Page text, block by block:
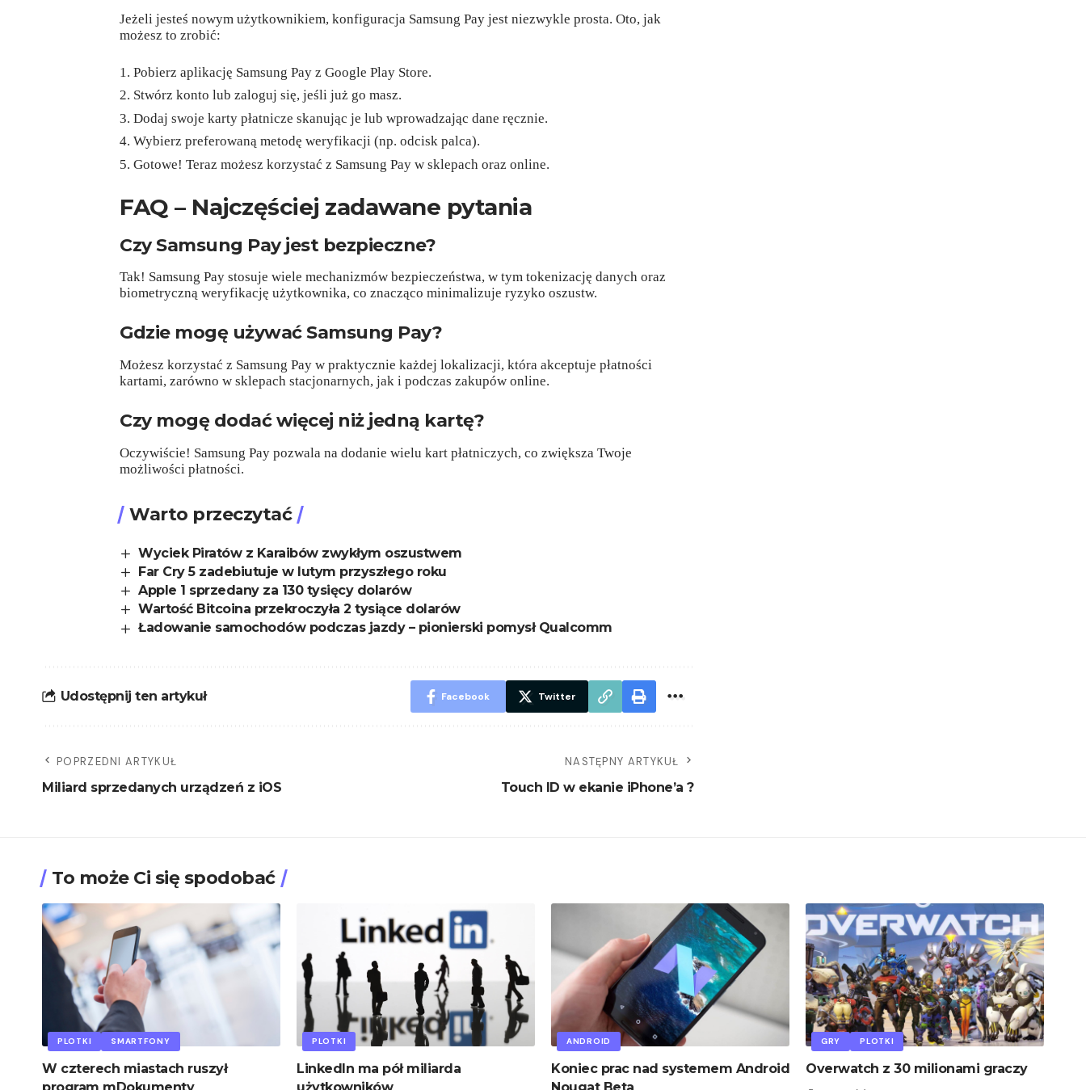
Jeżeli jesteś nowym użytkownikiem, konfiguracja Samsung Pay jest niezwykle prosta. Oto, jak
możesz to zrobić:
Pobierz aplikację Samsung Pay z Google Play Store.
Stwórz konto lub zaloguj się, jeśli już go masz.
Dodaj swoje karty płatnicze skanując je lub wprowadzając dane ręcznie.
Wybierz preferowaną metodę weryfikacji (np. odcisk palca).
Gotowe! Teraz możesz korzystać z Samsung Pay w sklepach oraz online.
FAQ – Najczęściej zadawane pytania
Czy Samsung Pay jest bezpieczne?
Tak! Samsung Pay stosuje wiele mechanizmów bezpieczeństwa, w tym tokenizację danych oraz
biometryczną weryfikację użytkownika, co znacząco minimalizuje ryzyko oszustw.
Gdzie mogę używać Samsung Pay?
Możesz korzystać z Samsung Pay w praktycznie każdej lokalizacji, która akceptuje płatności
kartami, zarówno w sklepach stacjonarnych, jak i podczas zakupów online.
Czy mogę dodać więcej niż jedną kartę?
Oczywiście! Samsung Pay pozwala na dodanie wielu kart płatniczych, co zwiększa Twoje
możliwości płatności.
Warto przeczytać
Wyciek Piratów z Karaibów zwykłym oszustwem
Far Cry 5 zadebiutuje w lutym przyszłego roku
Apple 1 sprzedany za 130 tysięcy dolarów
Wartość Bitcoina przekroczyła 2 tysiące dolarów
Ładowanie samochodów podczas jazdy – pionierski pomysł Qualcomm
Udostępnij ten artykuł Facebook Twitter
POPRZEDNI ARTYKUŁ
Miliard sprzedanych urządzeń z iOS
NASTĘPNY ARTYKUŁ
Touch ID w ekanie iPhone’a ?
To może Ci się spodobać
PLOTKI SMARTFONY
W czterech miastach ruszył
program mDokumenty
PLOTKI
LinkedIn ma pół miliarda
użytkowników
ANDROID
Koniec prac nad systemem Android
Nougat Beta
GRY PLOTKI
Overwatch z 30 milionami graczy